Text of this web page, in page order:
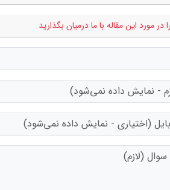
در مورد این مقاله با ما درمیان بگذارید